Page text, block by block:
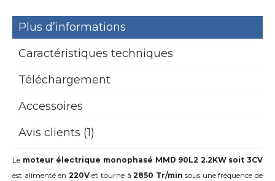
Plus d’informations
Caractéristiques techniques
Téléchargement
Accessoires
Avis clients (1)
Le moteur électrique monophasé MMD 90L2 2.2KW soit 3CV
est alimenté en 220Vet tourne à2850 Tr/min sous une fréquence de